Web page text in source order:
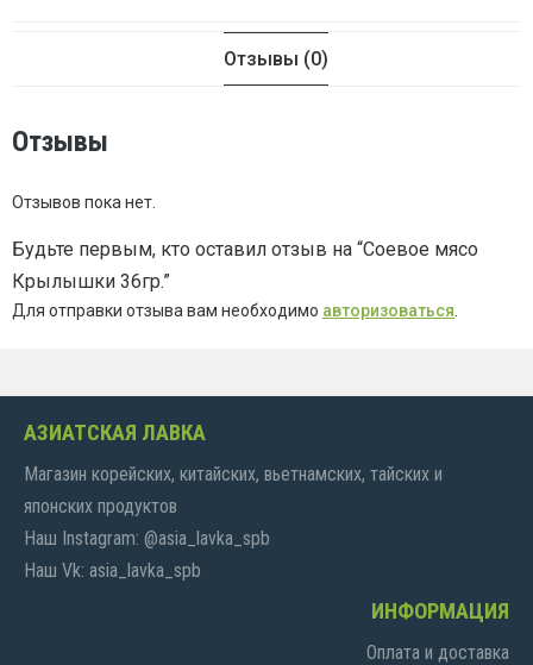
Отзывы (0)
Отзывы
Отзывов пока нет.
Будьте первым, кто оставил отзыв на “Соевое мясо
Крылышки 36гр.”
Для отправки отзыва вам необходимо авторизоваться
АЗИАТСКАЯ ЛАВКА
Магазин корейских, китайских, вьетнамских, тайских и
японских продуктов
Наш Instagram: @asia_lavka_spb
Наш Vk: asia_lavka_spb
ИНФОРМАЦИЯ
Оплата и доставка